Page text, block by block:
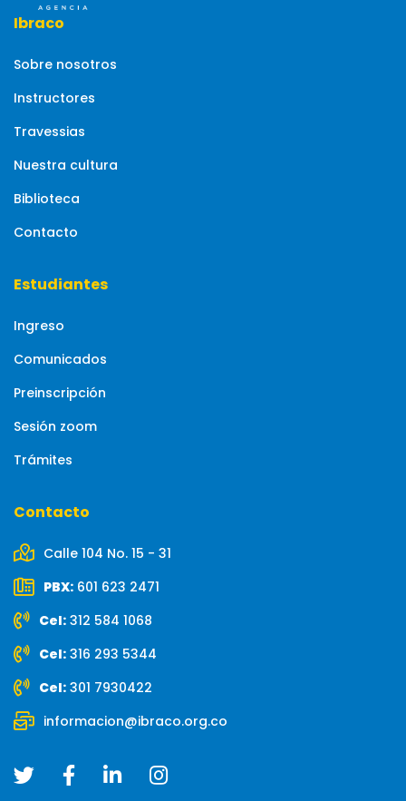
Ibraco
Sobre nosotros
Instructores
Travessias
Nuestra cultura
Biblioteca
Contacto
Estudiantes
Ingreso
Comunicados
Preinscripción
Sesión zoom
Trámites
Contacto
Calle 104 No. 15 - 31
PBX: 601 623 2471
Cel: 312 584 1068
Cel: 316 293 5344
Cel: 301 7930422
informacion@ibraco.org.co